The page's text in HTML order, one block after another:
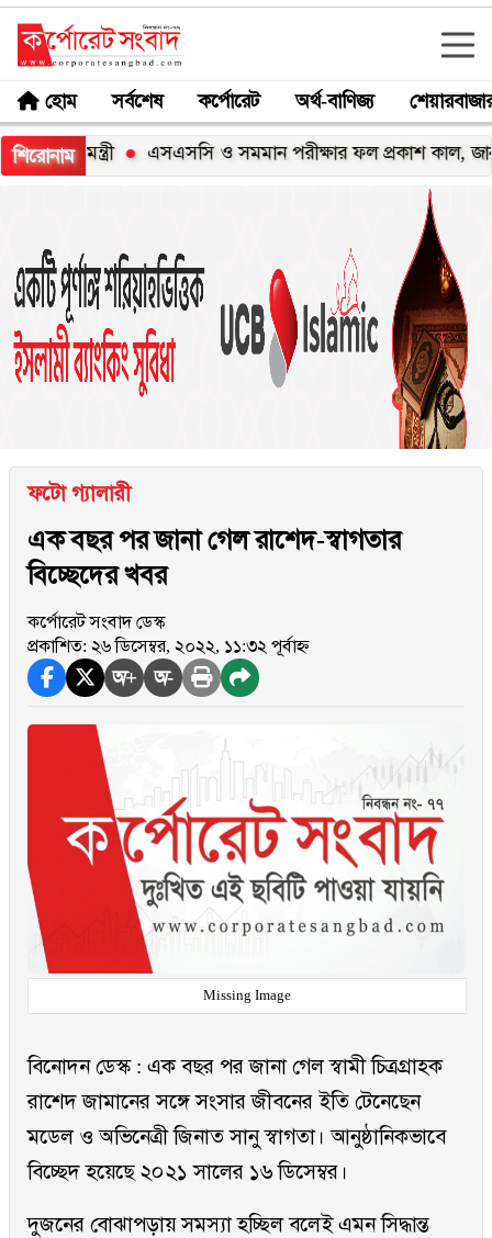
হোম সর্বশেষ কর্পোরেট অর্থ-বাণিজ্য
শিরোনাম এসএসসি ও সমমান পরীক্ষার ফল প্রকাশ কাল, জানবেন
ফটো গ্যালারী
এক বছর পর জানা গেল রাশেদ-স্বাগতার
বিচ্ছেদের খবর
কর্পোরেট সংবাদ ডেস্ক
প্রকাশিত: ২৬ ডিসেম্বর, ২০২২, ১১:৩২ পূর্বাহ্ন
অ+ অ-
Missing Image
বিনোদন ডেস্ক : এক বছর পর জানা গেল স্বামী চিত্রগ্রাহক
রাশেদ জামানের সঙ্গে সংসার জীবনের ইতি টেনেছেন
মডেল ও অভিনেত্রী জিনাত সানু স্বাগতা। আনুষ্ঠানিকভাবে
বিচ্ছেদ হয়েছে ২০২১ সালের ১৬ ডিসেম্বর।
দুজনের বোঝাপড়ায় সমস্যা হচ্ছিল বলেই এমন সিদ্ধান্ত